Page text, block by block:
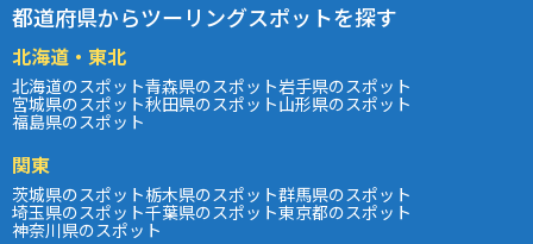
都道府県からツーリングスポットを探す
北海道・東北
北海道のスポット青森県のスポット岩手県のスポット
宮城県のスポット秋田県のスポット山形県のスポット
福島県のスポット
関東
茨城県のスポット栃木県のスポット群馬県のスポット
埼玉県のスポット千葉県のスポット東京都のスポット
神奈川県のスポット